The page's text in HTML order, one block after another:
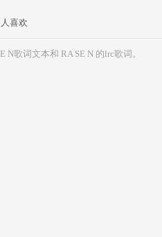
人喜欢
歌词文本和 RA SE N 的lrc歌词。